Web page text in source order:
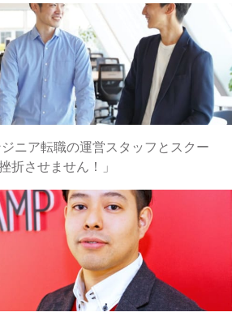
ニア転職の運営スタッフとスクー
折させません！」